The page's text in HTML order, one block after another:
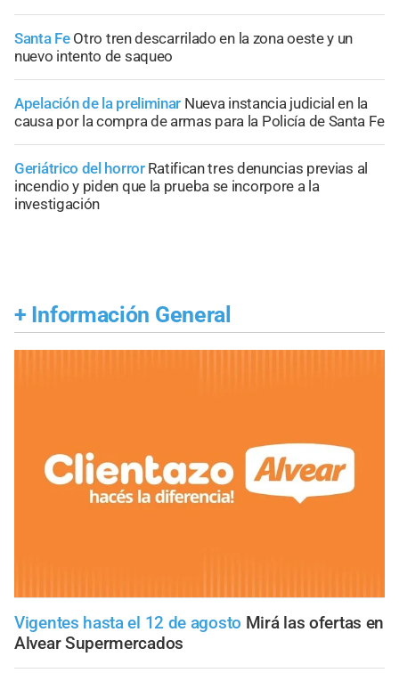
Santa Fe Otro tren descarrilado en la zona oeste y un
nuevo intento de saqueo
Apelación de la preliminar Nueva instancia judicial en la
causa por la compra de armas para la Policía de Santa Fe
Geriátrico del horror Ratifican tres denuncias previas al
incendio y piden que la prueba se incorpore a la
investigación
+ Información General
Vigentes hasta el 12 de agosto Mirá las ofertas en
Alvear Supermercados